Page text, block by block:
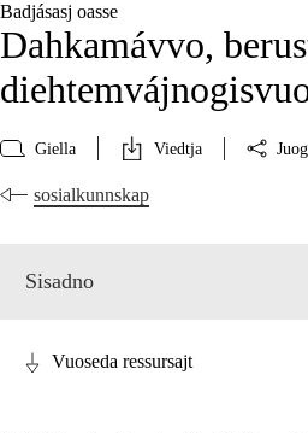
Badjásasj oasse
Dahkamávvo,
Giella Viedtja
sosialkunnskap
Sisadno
Vuoseda ressursajt